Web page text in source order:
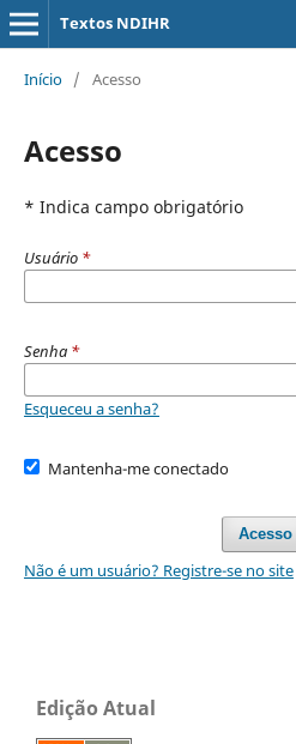
Textos NDIHR
Início / Acesso
Acesso
* Indica campo obrigatório
Usuário *
Senha *
Esqueceu a senha?
Mantenha-me conectado
Acesso
Não é um usuário? Registre-se no site
Edição Atual